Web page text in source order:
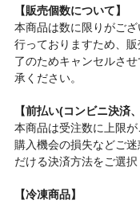
【販売個数について】
本商品は数に限りがご
行っておりますため、
了のためキャンセルさ
承ください。
【前払い(コンビニ決済
本商品は受注数に上限
購入機会の損失などご
だける決済方法をご選択
【冷凍商品】